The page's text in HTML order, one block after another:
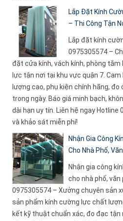
Lắp Đặt Kính
– Thi Công Tận
Lắp đặt kính
0975305574 –
đặt cửa kính, vách kính, phòng tắm
lực tận nơi tại khu vực quận 7.
lượng cao, phụ kiện chính hãng,
trong ngày. Báo giá minh bạch,
dài hạn uy tín. Liên hệ ngay
và khảo sát miễn phí!
Nhận Gia Công
Cho Nhà Phố,
Nhận gia công
cho nhà phố, văn
0975305574 – Xưởng chuyên sản
sản phẩm kính cường lực chất
kết kỹ thuật chuẩn xác, đo đạc tận